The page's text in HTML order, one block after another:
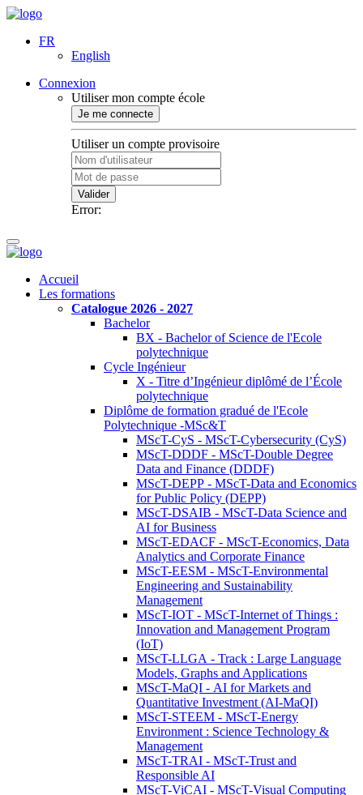
FR
English
Connexion
Utiliser mon compte école
Je me connecte
Utiliser un compte provisoire
Valider
Error:
Accueil
Les formations
Catalogue 2026 - 2027
Bachelor
BX - Bachelor of Science de l'Ecole
polytechnique
Cycle Ingénieur
X - Titre d’Ingénieur diplômé de l’École
polytechnique
Diplôme de formation gradué de l'Ecole
Polytechnique -MSc&T
MScT-CyS - MScT-Cybersecurity (CyS)
MScT-DDDF - MScT-Double Degree
Data and Finance (DDDF)
MScT-DEPP - MScT-Data and Economics
for Public Policy (DEPP)
MScT-DSAIB - MScT-Data Science and
AI for Business
MScT-EDACF - MScT-Economics, Data
Analytics and Corporate Finance
MScT-EESM - MScT-Environmental
Engineering and Sustainability
Management
MScT-IOT - MScT-Internet of Things :
Innovation and Management Program
(IoT)
MScT-LLGA - Track : Large Language
Models, Graphs and Applications
MScT-MaQI - AI for Markets and
Quantitative Investment (AI-MaQI)
MScT-STEEM - MScT-Energy
Environment : Science Technology &
Management
MScT-TRAI - MScT-Trust and
Responsible AI
MScT-ViCAI - MScT-Visual Computing